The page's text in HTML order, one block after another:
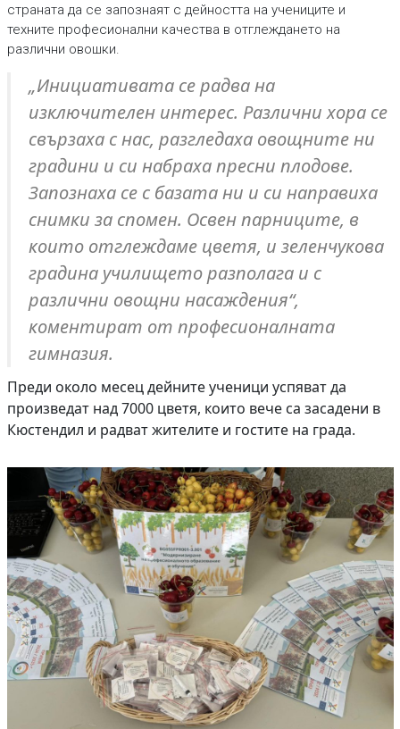
страната да се запознаят с дейността на учениците и
техните професионални качества в отглеждането на
различни овошки.
„Инициативата се радва на
изключителен интерес. Различни хора се
свързаха с нас, разгледаха овощните ни
градини и си набраха пресни плодове.
Запознаха се с базата ни и си направиха
снимки за спомен. Освен парниците, в
които отглеждаме цветя, и зеленчукова
градина училището разполага и с
различни овощни насаждения“,
коментират от професионалната
гимназия.
Преди около месец дейните ученици успяват да
произведат над 7000 цветя, които вече са засадени в
Кюстендил и радват жителите и гостите на града.